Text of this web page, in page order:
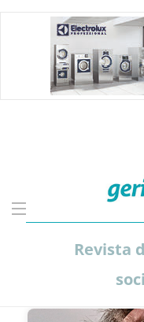
Revista